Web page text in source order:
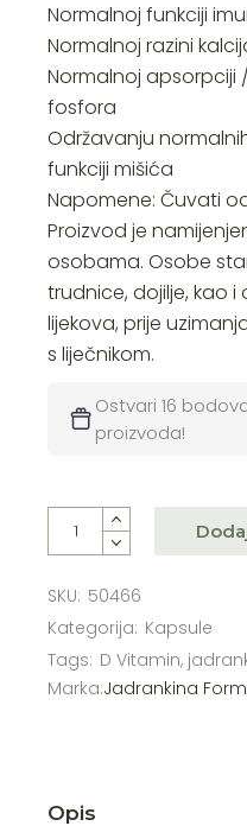
Normalnoj funkciji
Normalnoj razini
Normalnoj apsorpciji
fosfora
Održavanju
funkciji mišića
Napomene: Čuvati
Proizvod je
osobama. Osobe
trudnice, dojilje, kao
lijekova, prije
s liječnikom.
Ostvari 16
proizvoda!
SKU: 50466
Kategorija: Kapsule
Tags: D Vitamin,
Marka:Jadrankina
Opis